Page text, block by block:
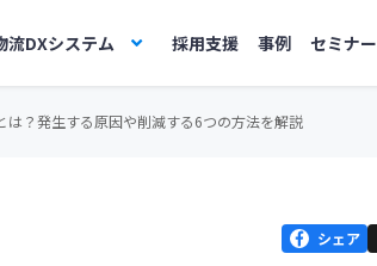
流DXシステム 採用支援 事例 セミナー
は？発生する原因や削減する6つの方法を解説
シェア